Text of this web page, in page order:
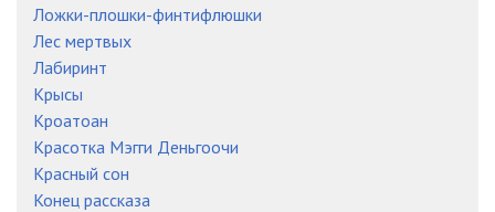
Ложки-плошки-финтифлюшки
Лес мертвых
Лабиринт
Крысы
Кроатоан
Красотка Мэгги Деньгоочи
Красный сон
Конец рассказа